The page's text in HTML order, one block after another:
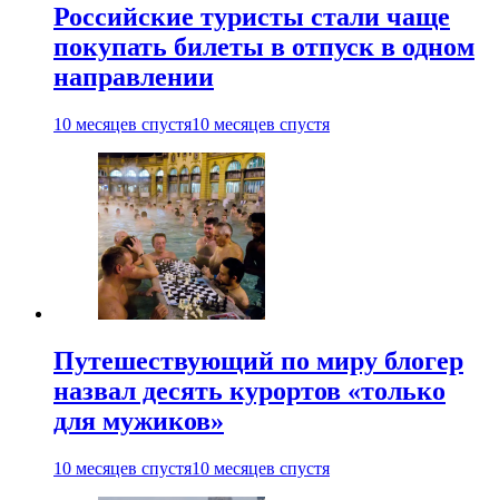
Российские туристы стали чаще
покупать билеты в отпуск в одном
направлении
10 месяцев спустя10 месяцев спустя
Путешествующий по миру блогер
назвал десять курортов «только
для мужиков»
10 месяцев спустя10 месяцев спустя